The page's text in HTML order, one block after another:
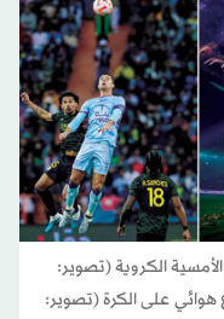
الكروية (تصوير:
على الكرة (تصوير: